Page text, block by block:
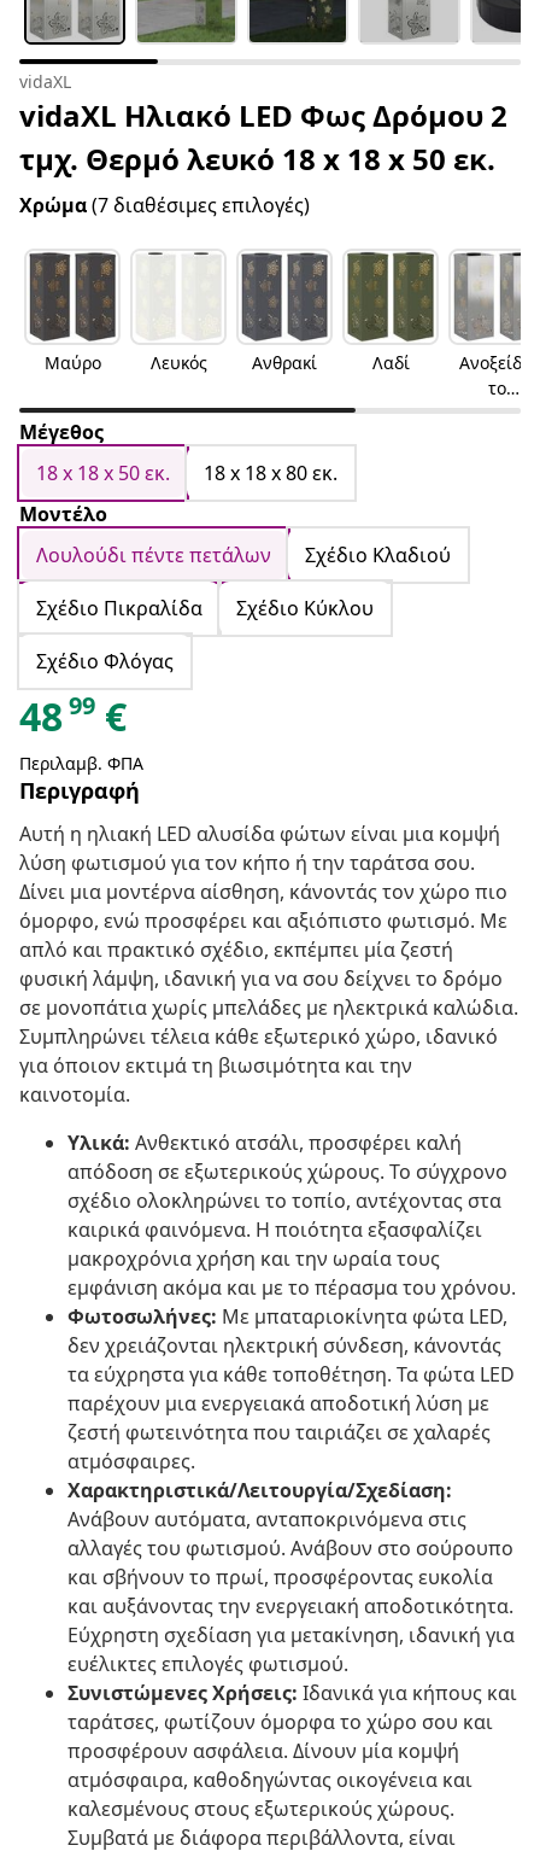
vidaXL
vidaXL Ηλιακό LED Φως Δρόμου 2
τμχ. Θερμό λευκό 18 x 18 x 50 εκ.
Χρώμα(7 διαθέσιμες επιλογές)
Μαύρο Λευκός Ανθρακί Λαδί
Ανοξείδω
το
ατσάλι
Μέγεθος
18 x 18 x 50 εκ.
18 x 18 x 80 εκ.
Μοντέλο
Λουλούδι πέντε πετάλων
Σχέδιο Κλαδιού
Σχέδιο Πικραλίδα
Σχέδιο Κύκλου
Σχέδιο Φλόγας
4899 €
Περιλαμβ. ΦΠΑ
Περιγραφή
Αυτή η ηλιακή LED αλυσίδα φώτων είναι μια κομψή
λύση φωτισμού για τον κήπο ή την ταράτσα σου.
Δίνει μια μοντέρνα αίσθηση, κάνοντάς τον χώρο πιο
όμορφο, ενώ προσφέρει και αξιόπιστο φωτισμό. Με
απλό και πρακτικό σχέδιο, εκπέμπει μία ζεστή
φυσική λάμψη, ιδανική για να σου δείχνει το δρόμο
σε μονοπάτια χωρίς μπελάδες με ηλεκτρικά καλώδια.
Συμπληρώνει τέλεια κάθε εξωτερικό χώρο, ιδανικό
για όποιον εκτιμά τη βιωσιμότητα και την
καινοτομία.
Υλικά: Ανθεκτικό ατσάλι, προσφέρει καλή
απόδοση σε εξωτερικούς χώρους. Το σύγχρονο
σχέδιο ολοκληρώνει το τοπίο, αντέχοντας στα
καιρικά φαινόμενα. Η ποιότητα εξασφαλίζει
μακροχρόνια χρήση και την ωραία τους
εμφάνιση ακόμα και με το πέρασμα του χρόνου.
Φωτοσωλήνες: Με μπαταριοκίνητα φώτα LED,
δεν χρειάζονται ηλεκτρική σύνδεση, κάνοντάς
τα εύχρηστα για κάθε τοποθέτηση. Τα φώτα LED
παρέχουν μια ενεργειακά αποδοτική λύση με
ζεστή φωτεινότητα που ταιριάζει σε χαλαρές
ατμόσφαιρες.
Χαρακτηριστικά/Λειτουργία/Σχεδίαση:
Ανάβουν αυτόματα, ανταποκρινόμενα στις
αλλαγές του φωτισμού. Ανάβουν στο σούρουπο
και σβήνουν το πρωί, προσφέροντας ευκολία
και αυξάνοντας την ενεργειακή αποδοτικότητα.
Εύχρηστη σχεδίαση για μετακίνηση, ιδανική για
ευέλικτες επιλογές φωτισμού.
Συνιστώμενες Χρήσεις: Ιδανικά για κήπους και
ταράτσες, φωτίζουν όμορφα το χώρο σου και
προσφέρουν ασφάλεια. Δίνουν μία κομψή
ατμόσφαιρα, καθοδηγώντας οικογένεια και
καλεσμένους στους εξωτερικούς χώρους.
Συμβατά με διάφορα περιβάλλοντα, είναι